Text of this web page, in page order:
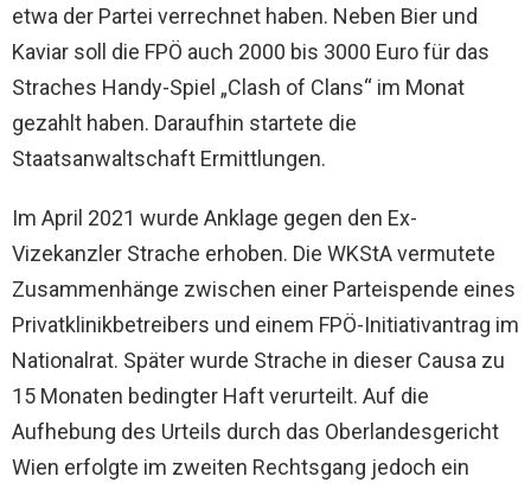
etwa der Partei verrechnet haben. Neben Bier und
Kaviar soll die FPÖ auch 2000 bis 3000 Euro für das
Straches Handy-Spiel „Clash of Clans“ im Monat
gezahlt haben. Daraufhin startete die
Staatsanwaltschaft Ermittlungen.
Im April 2021 wurde Anklage gegen den Ex-
Vizekanzler Strache erhoben. Die WKStA vermutete
Zusammenhänge zwischen einer Parteispende eines
Privatklinikbetreibers und einem FPÖ-Initiativantrag im
Nationalrat. Später wurde Strache in dieser Causa zu
15 Monaten bedingter Haft verurteilt. Auf die
Aufhebung des Urteils durch das Oberlandesgericht
Wien erfolgte im zweiten Rechtsgang jedoch ein